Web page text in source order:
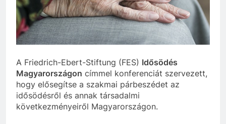
A Friedrich-Ebert-Stiftung (FES) Idősödés
Magyarországon címmel konferenciát szervezett,
hogy elősegítse a szakmai párbeszédet az
idősödésről és annak társadalmi
következményeiről Magyarországon.